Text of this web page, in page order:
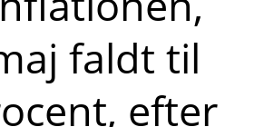
faldt til
efter